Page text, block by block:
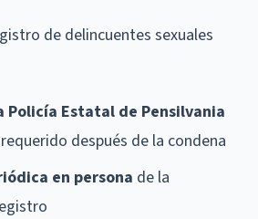
de delincuentes sexuales
Policía Estatal de Pensilvania
después de la condena
en persona de la